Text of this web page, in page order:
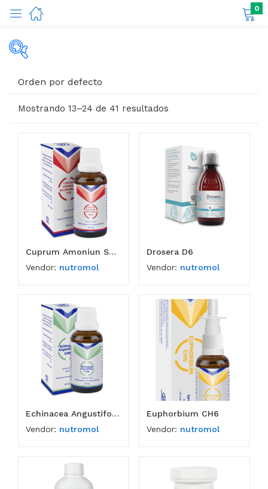
0
Categorías del producto
Categorías del producto
Mostrando 13–24 de 41 resultados
Orden por defecto
Cuprum Amoniun Sulphuricum CH6
Vendor: nutromol
Drosera D6
Vendor: nutromol
Echinacea Angustifolia CH6
Vendor: nutromol
Euphorbium CH6
Vendor: nutromol